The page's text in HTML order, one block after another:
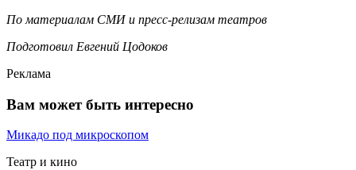
По материалам СМИ и пресс-релизам театров
Подготовил Евгений Цодоков
Реклама
Вам может быть интересно
Микадо под микроскопом
Театр и кино